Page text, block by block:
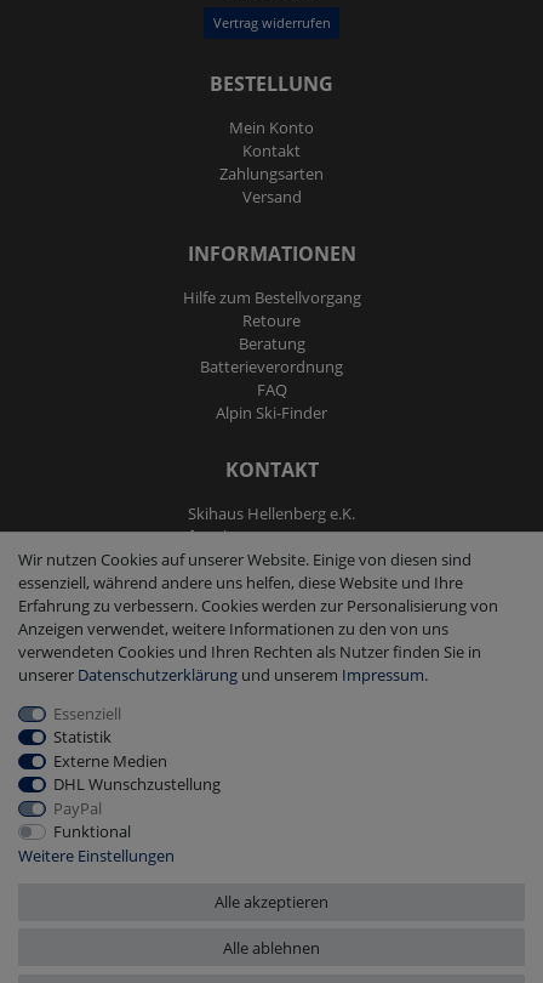
Vertrag widerrufen
BESTELLUNG
Mein Konto
Kontakt
Zahlungsarten
Versand
INFORMATIONEN
Hilfe zum Bestellvorgang
Retoure
Beratung
Batterieverordnung
FAQ
Alpin Ski-Finder
KONTAKT
Skihaus Hellenberg e.K.
Tel: +4933855200795
Fax: +4933855200793
kontakt@ski-andmore.de
2026 Skihaus Hellenberg e.K.
*Alle Preise inkl. MwSt., zzgl. Versandkosten
Wir nutzen Cookies auf unserer Website. Einige von diesen sind
essenziell, während andere uns helfen, diese Website und Ihre
Erfahrung zu verbessern. Cookies werden zur Personalisierung von
Anzeigen verwendet, weitere Informationen zu den von uns
verwendeten Cookies und Ihren Rechten als Nutzer finden Sie in
unserer Daten­schutz­erklärung und unserem Impressum.
Essenziell
Statistik
Externe Medien
DHL Wunschzustellung
PayPal
Funktional
Weitere Einstellungen
Alle akzeptieren
Alle ablehnen